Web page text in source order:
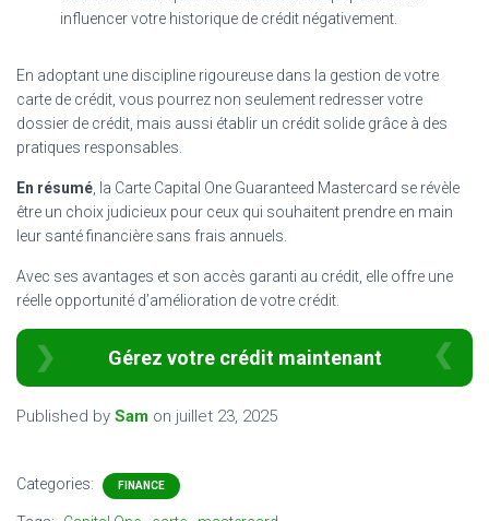
influencer votre historique de crédit négativement.
En adoptant une discipline rigoureuse dans la gestion de votre
carte de crédit, vous pourrez non seulement redresser votre
dossier de crédit, mais aussi établir un crédit solide grâce à des
pratiques responsables.
En résumé , la Carte Capital One Guaranteed Mastercard se révèle
être un choix judicieux pour ceux qui souhaitent prendre en main
leur santé financière sans frais annuels.
Avec ses avantages et son accès garanti au crédit, elle offre une
réelle opportunité d’amélioration de votre crédit.
Gérez votre crédit maintenant
Published by Sam on juillet 23, 2025
Categories: FINANCE